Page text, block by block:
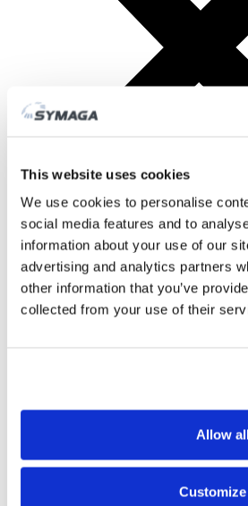
This website uses cookies
We use cookies to personalise
social media features and to
information about your use of our
advertising and analytics partners
other information that you’ve
collected from your use of their
Allow all
Customize
PRODUCTOS